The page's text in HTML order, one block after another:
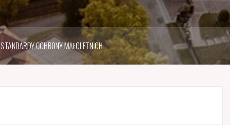
STANDARDY OCHRONY MAŁOLETNICH